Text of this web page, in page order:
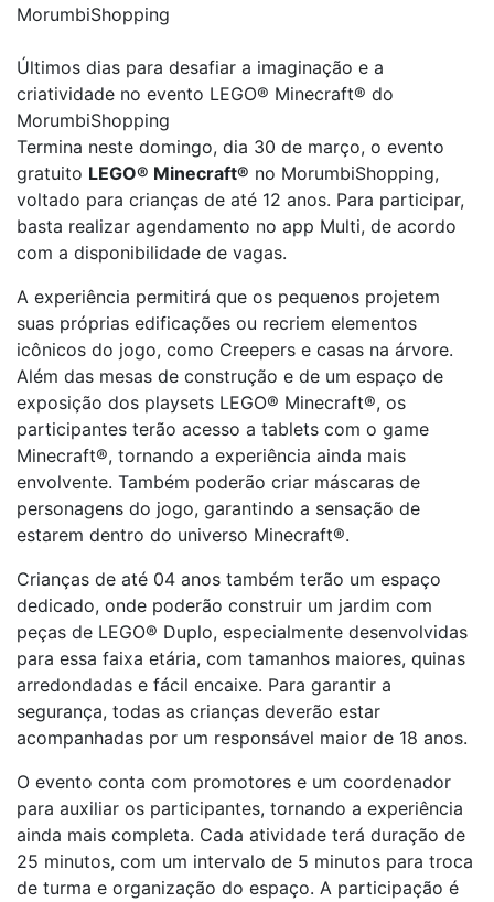
MorumbiShopping
Últimos dias para desafiar a imaginação e a
criatividade no evento LEGO® Minecraft® do
MorumbiShopping
Termina neste domingo, dia 30 de março, o evento
gratuito LEGO® Minecraft® no MorumbiShopping,
voltado para crianças de até 12 anos. Para participar,
basta realizar agendamento no app Multi, de acordo
com a disponibilidade de vagas.
A experiência permitirá que os pequenos projetem
suas próprias edificações ou recriem elementos
icônicos do jogo, como Creepers e casas na árvore.
Além das mesas de construção e de um espaço de
exposição dos playsets LEGO® Minecraft®, os
participantes terão acesso a tablets com o game
Minecraft®, tornando a experiência ainda mais
envolvente. Também poderão criar máscaras de
personagens do jogo, garantindo a sensação de
estarem dentro do universo Minecraft®.
Crianças de até 04 anos também terão um espaço
dedicado, onde poderão construir um jardim com
peças de LEGO® Duplo, especialmente desenvolvidas
para essa faixa etária, com tamanhos maiores, quinas
arredondadas e fácil encaixe. Para garantir a
segurança, todas as crianças deverão estar
acompanhadas por um responsável maior de 18 anos.
O evento conta com promotores e um coordenador
para auxiliar os participantes, tornando a experiência
ainda mais completa. Cada atividade terá duração de
25 minutos, com um intervalo de 5 minutos para troca
de turma e organização do espaço. A participação é